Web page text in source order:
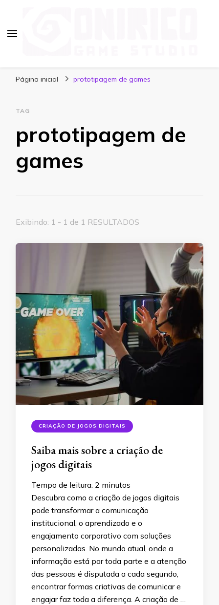
Página inicial prototipagem de games
TAG
prototipagem de
games
Exibindo: 1 - 1 de 1 RESULTADOS
CRIAÇÃO DE JOGOS DIGITAIS
Saiba mais sobre a criação de
jogos digitais
Tempo de leitura: 2 minutos
Descubra como a criação de jogos digitais
pode transformar a comunicação
institucional, o aprendizado e o
engajamento corporativo com soluções
personalizadas. No mundo atual, onde a
informação está por toda parte e a atenção
das pessoas é disputada a cada segundo,
encontrar formas criativas de comunicar e
engajar faz toda a diferença. A criação de …